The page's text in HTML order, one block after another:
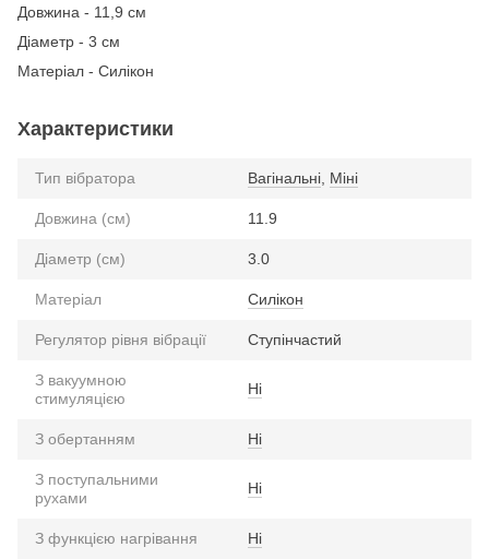
Довжина - 11,9 см
Діаметр - 3 см
Матеріал - Силікон
Характеристики
Тип вібратора Вагінальні Міні
Довжина (см) 11.9
Діаметр (см) 3.0
Матеріал Силікон
Регулятор рівня вібрації Ступінчастий
З вакуумною
стимуляцією
Ні
З обертанням Ні
З поступальними
рухами
Ні
З функцією нагрівання Ні